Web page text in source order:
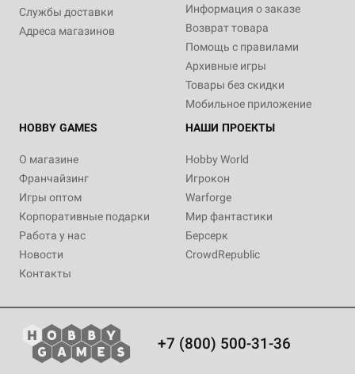
Службы доставки
Адреса магазинов
Информация о заказе
Возврат товара
Помощь с правилами
Архивные игры
Товары без скидки
Мобильное приложение
HOBBY GAMES
О магазине
Франчайзинг
Игры оптом
Корпоративные подарки
Работа у нас
Новости
Контакты
НАШИ ПРОЕКТЫ
Hobby World
Игрокон
Warforge
Мир фантастики
Берсерк
CrowdRepublic
+7 (800) 500-31-36